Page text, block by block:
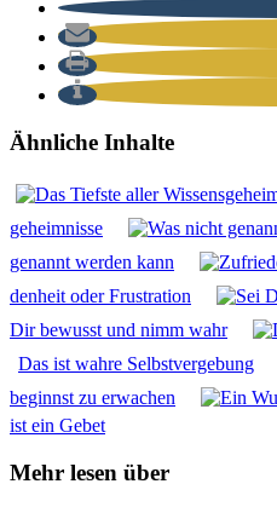
Ähnliche Inhalte
ge­heim­nis­se
genannt wer­den kann
den­heit oder Frus­tra­ti­on
Dir bewusst und nimm wahr
Das ist wah­re Selbst­ver­ge­bung
beginnst zu erwa­chen
ist ein Gebet
Mehr lesen über